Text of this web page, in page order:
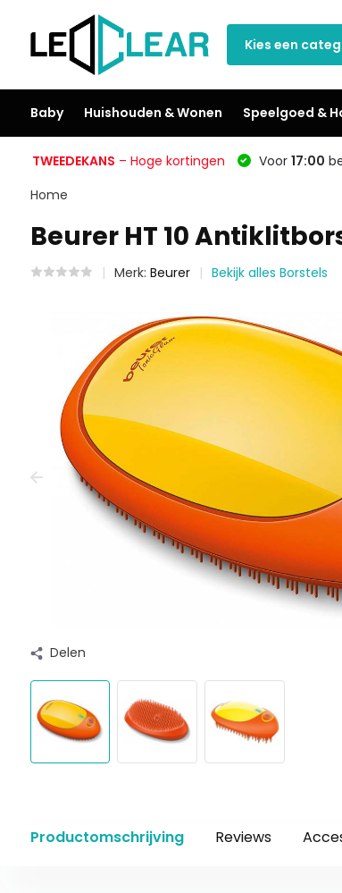
Kies een
Baby Huishouden & Wonen Speelgoed &
TWEEDEKANS – Hoge kortingen Voor 17:00
Home
Beurer HT 10
Merk: Beurer Bekijk alles Borstels
Delen
Productomschrijving Reviews